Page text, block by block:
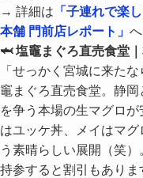
→ 詳細は 「子連れで楽
本舗 門前店レポート」 へ
🦈 塩竈まぐろ直売食堂
「せっかく宮城に来た
竈まぐろ直売食堂。静
を争う本場の生マグロ
はユッケ丼、メイはマ
う素晴らしい展開（笑
持参すると割引もありま